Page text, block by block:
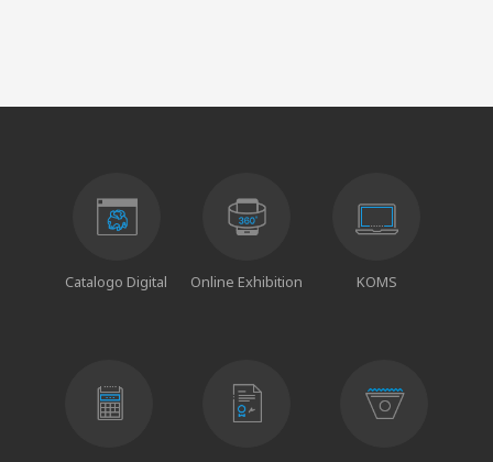
Catalogo Digital Online Exhibition KOMS